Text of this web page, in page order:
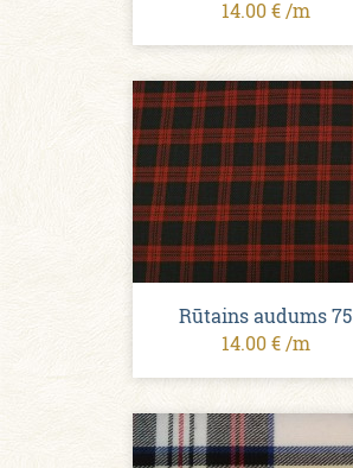
14.00 € /m
Rūtains audums 75
14.00 € /m